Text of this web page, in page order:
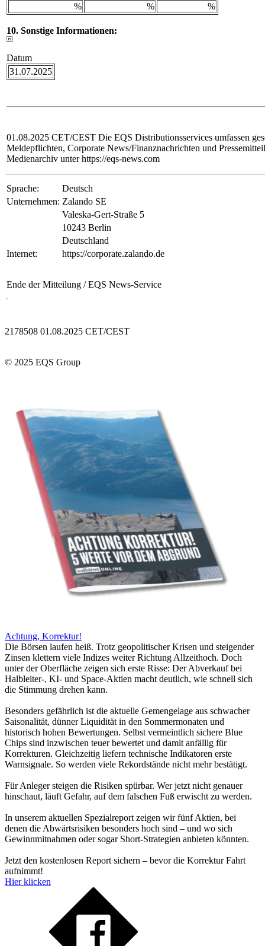
%
% %
10. Sonstige Informationen:
Datum
31.07.2025
01.08.2025 CET/CEST Die EQS Distributionsservices umfassen
Meldepflichten, Corporate News/Finanznachrichten und
Medienarchiv unter https://eqs-news.com
Sprache:
Deutsch
Unternehmen: Zalando SE
Valeska-Gert-Straße 5
10243 Berlin
Deutschland
Internet:
https://corporate.zalando.de
Ende der Mitteilung / EQS News-Service
2178508 01.08.2025 CET/CEST
© 2025 EQS Group
Achtung, Korrektur!
Die Börsen laufen heiß. Trotz geopolitischer Krisen und steigender
Zinsen klettern viele Indizes weiter Richtung Allzeithoch. Doch
unter der Oberfläche zeigen sich erste Risse: Der Abverkauf bei
Halbleiter-, KI- und Space-Aktien macht deutlich, wie schnell sich
die Stimmung drehen kann.
Besonders gefährlich ist die aktuelle Gemengelage aus schwacher
Saisonalität, dünner Liquidität in den Sommermonaten und
historisch hohen Bewertungen. Selbst vermeintlich sichere Blue
Chips sind inzwischen teuer bewertet und damit anfällig für
Korrekturen. Gleichzeitig liefern technische Indikatoren erste
Warnsignale. So werden viele Rekordstände nicht mehr bestätigt.
Für Anleger steigen die Risiken spürbar. Wer jetzt nicht genauer
hinschaut, läuft Gefahr, auf dem falschen Fuß erwischt zu werden.
In unserem aktuellen Spezialreport zeigen wir fünf Aktien, bei
denen die Abwärtsrisiken besonders hoch sind – und wo sich
Gewinnmitnahmen oder sogar Short-Strategien anbieten könnten.
Jetzt den kostenlosen Report sichern – bevor die Korrektur Fahrt
aufnimmt!
Hier klicken